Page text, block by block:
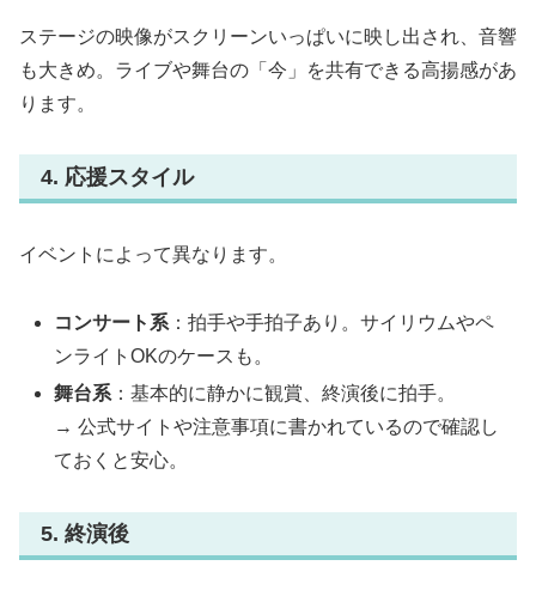
ステージの映像がスクリーンいっぱいに映し出され、音響
も大きめ。ライブや舞台の「今」を共有できる高揚感があ
ります。
4. 応援スタイル
イベントによって異なります。
コンサート系 ：拍手や手拍子あり。サイリウムやペ
ンライトOKのケースも。
舞台系 ：基本的に静かに観賞、終演後に拍手。
→ 公式サイトや注意事項に書かれているので確認し
ておくと安心。
5. 終演後